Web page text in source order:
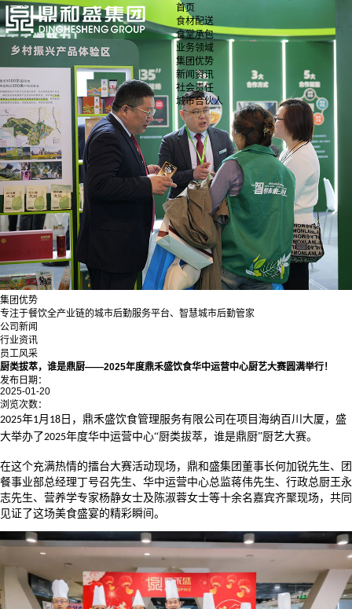
首页
食材配送
食堂承包
业务领域
集团优势
新闻资讯
社会责任
城市合伙人
集团优势
专注于餐饮全产业链的城市后勤服务平台、智慧城市后勤管家
公司新闻
行业资讯
员工风采
厨类拔萃，谁是鼎厨——2025年度鼎禾盛饮食华中运营中心厨艺大赛圆满举行！
发布日期：
2025-01-20
浏览次数：
2025年1月 18 日，鼎禾盛饮食管理服务有限公司在项目海纳百川大厦，盛
大举办了2025年度华中运营中心“厨类拔萃，谁是鼎厨”厨艺大赛。
在这个充满热情的擂台大赛活动现场，鼎和盛集团董事长何加锐先生、团
餐事业部总经理丁号召先生、华中运营中心总监蒋伟先生、行政总厨王永
志先生、营养学专家杨静女士及陈淑蓉女士等十余名嘉宾齐聚现场，共同
见证了这场美食盛宴的精彩瞬间。